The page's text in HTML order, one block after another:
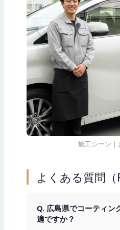
施工シーン｜
よくある質問（
Q. 広島県でコーティン
適ですか？